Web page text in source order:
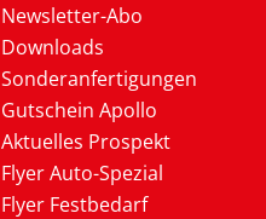
Newsletter-Abo
Downloads
Sonderanfertigungen
Gutschein Apollo
Aktuelles Prospekt
Flyer Auto-Spezial
Flyer Festbedarf